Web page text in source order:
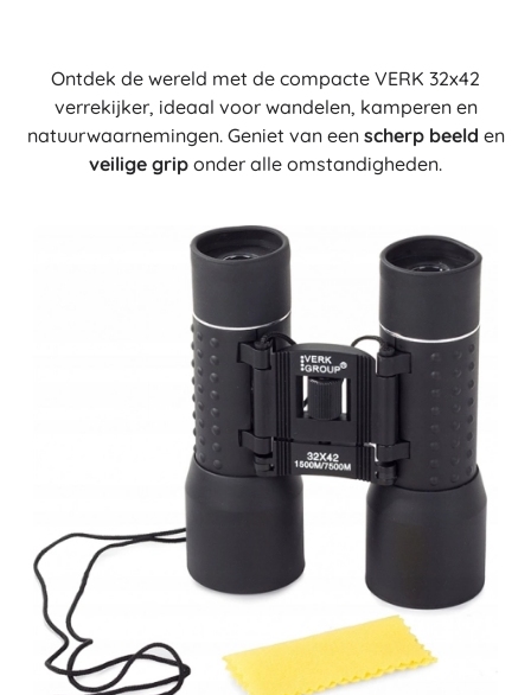
Ontdek de wereld met de compacte VERK 32x42
verrekijker, ideaal voor wandelen, kamperen en
natuurwaarnemingen. Geniet van een scherp beeld en
veilige grip onder alle omstandigheden.